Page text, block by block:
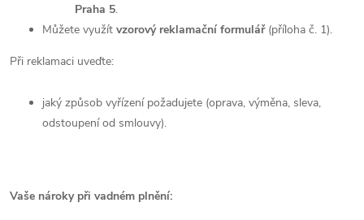
Praha 5.
Můžete využít vzorový reklamační formulář(příloha č. 1).
Při reklamaci uveďte:
jaký způsob vyřízení požadujete (oprava, výměna, sleva,
odstoupení od smlouvy).
Vaše nároky při vadném plnění: